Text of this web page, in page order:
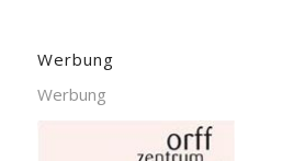
Werbung
Werbung